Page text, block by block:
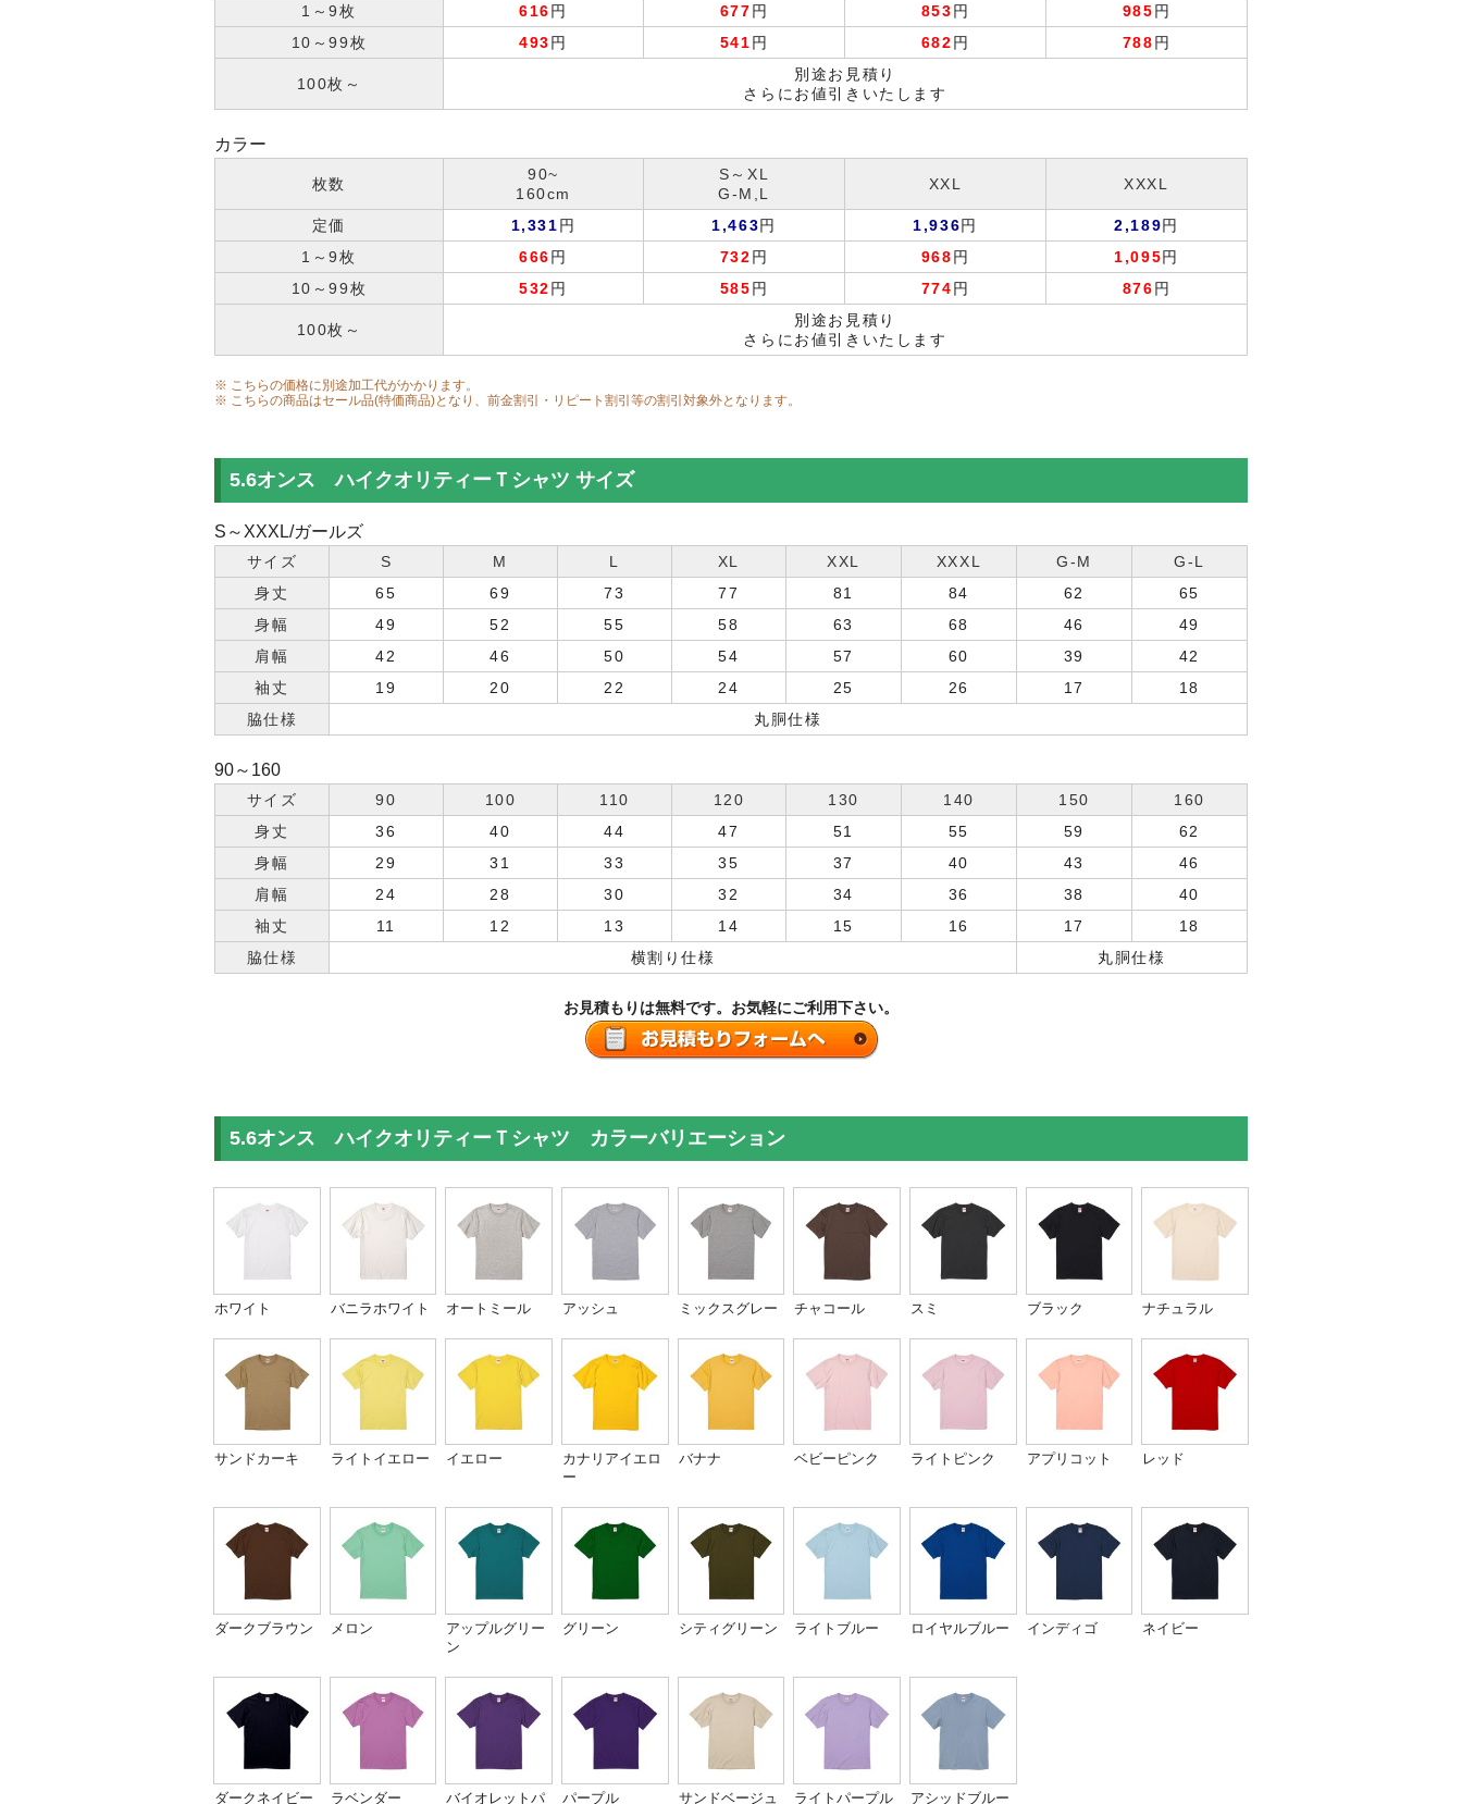
1～9枚
616円 677円 853円 985円
10～99枚
493円 541円 682円 788円
100枚～
別途お見積り
さらにお値引きいたします
カラー
枚数
90~
160cm
S～XL
G-M,L
XXL XXXL
定価 1,331円 1,463円 1,936円 2,189円
1～9枚
666円 732円 968円 1,095円
10～99枚
532円 585円 774円 876円
100枚～
別途お見積り
さらにお値引きいたします
※ こちらの価格に別途加工代がかかります。
※ こちらの商品はセール品(特価商品)となり、前金割引・リピート割引等の割引対象外となります。
5.6オンス ハイクオリティーＴシャツ サイズ
S～XXXL/ガールズ
サイズ S M L XL XXL XXXL G-M
G-L
身丈
65 69 73 77 81 84 62
65
身幅
49 52 55 58 63 68 46
49
肩幅
42 46 50 54 57 60 39
42
袖丈
19 20 22 24 25 26 17
18
脇仕様
丸胴仕様
90～160
サイズ 90 100 110 120 130 140 150
160
身丈
36 40 44 47 51 55 59
62
身幅
29 31 33 35 37 40 43
46
肩幅
24 28 30 32 34 36 38
40
袖丈
11 12 13 14 15 16 17
18
脇仕様
横割り仕様 丸胴仕様
お見積もりは無料です。お気軽にご利用下さい。
5.6オンス ハイクオリティーＴシャツ カラーバリエーション
ホワイト バニラホワイト オートミール アッシュ ミックスグレー チャコール スミ ブラック ナチュラル
サンドカーキ ライトイエロー イエロー
カナリアイエロ
ー
バナナ ベビーピンク ライトピンク アプリコット レッド
ダークブラウン メロン
アップルグリー
ン
グリーン シティグリーン ライトブルー ロイヤルブルー インディゴ ネイビー
ダークネイビー ラベンダー バイオレットパ パープル サンドベージュ ライトパープル アシッドブルー